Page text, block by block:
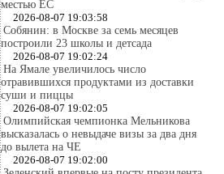
местью ЕС
2026-08-07 19:03:58
Собянин: в Москве за семь месяцев
построили 23 школы и детсада
2026-08-07 19:02:24
На Ямале увеличилось число
отравившихся продуктами из доставки
суши и пиццы
2026-08-07 19:02:05
Олимпийская чемпионка Мельникова
высказалась о невыдаче визы за два дня
до вылета на ЧЕ
2026-08-07 19:02:00